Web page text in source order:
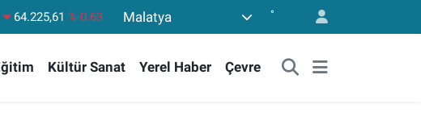
47,7143 %0.16
64,2463 %0.07
Malatya °
Kültür Sanat Yerel Haber Çevre